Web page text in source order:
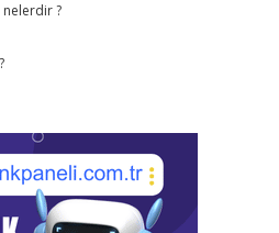
nelerdir ?